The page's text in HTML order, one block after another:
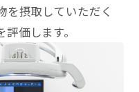
を摂取していただく
価します。